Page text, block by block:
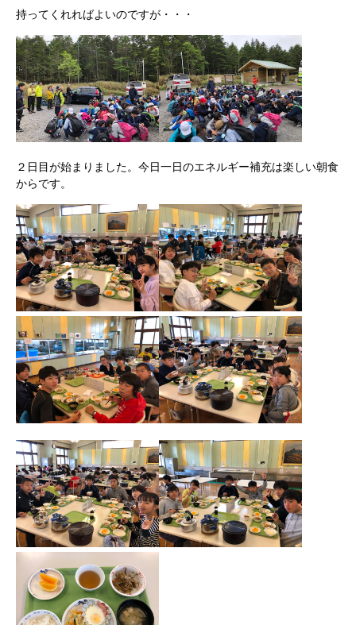
持ってくれればよいのですが・・・
２日目が始まりました。今日一日のエネルギー補充は楽しい朝食
からです。